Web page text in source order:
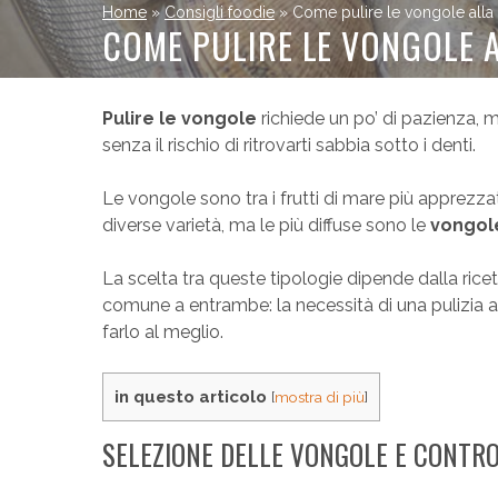
Home »Consigli foodie»Come pulire le vongole
COME PULIRE LE VONGOLE
Pulire le vongole richiede un po’ di pazienza,
senza il rischio di ritrovarti sabbia sotto i denti.
Le vongole sono tra i frutti di mare più
diverse varietà, ma le più diffuse sono le
La scelta tra queste tipologie dipende dalla
comune a entrambe: la necessità di una pulizia
farlo al meglio.
in questo articolo [mostra di più]
SELEZIONE DELLE VONGOLE E